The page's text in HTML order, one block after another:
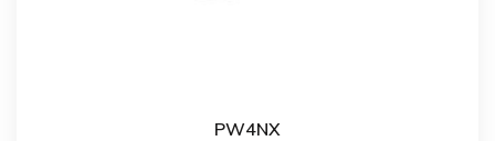
PW4NX